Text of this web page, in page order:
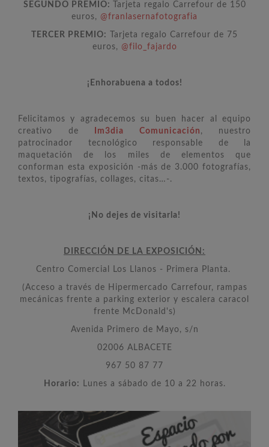
SEGUNDO PREMIO:
Tarjeta regalo Carrefour de 150
euros, @franlasernafotografia
TERCER PREMIO:
Tarjeta regalo Carrefour de 75
euros, @filo_fajardo
¡Enhorabuena a todos!
Felicitamos y agradecemos su buen hacer al equipo
creativo de
Im3dia Comunicación , nuestro
patrocinador tecnológico responsable de la
maquetación de los miles de elementos que
conforman esta exposición -más de 3.000 fotografías,
textos, tipografías, collages, citas…-.
¡No dejes de visitarla!
DIRECCIÓN DE LA EXPOSICIÓN:
Centro Comercial Los Llanos - Primera Planta.
(Acceso a través de Hipermercado Carrefour, rampas
mecánicas frente a parking exterior y escalera caracol
frente McDonald's)
Avenida Primero de Mayo, s/n
02006 ALBACETE
967 50 87 77
Horario: Lunes a sábado de 10 a 22 horas.